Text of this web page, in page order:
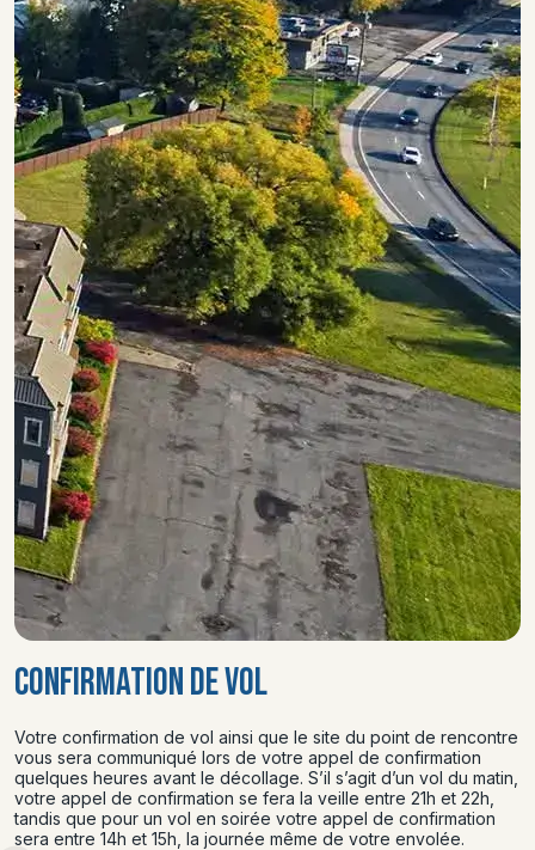
CONFIRMATION DE VOL
Votre confirmation de vol ainsi que le site du point de rencontre
vous sera communiqué lors de votre appel de confirmation
quelques heures avant le décollage. S’il s’agit d’un vol du matin,
votre appel de confirmation se fera la veille entre 21h et 22h,
tandis que pour un vol en soirée votre appel de confirmation
sera entre 14h et 15h, la journée même de votre envolée.